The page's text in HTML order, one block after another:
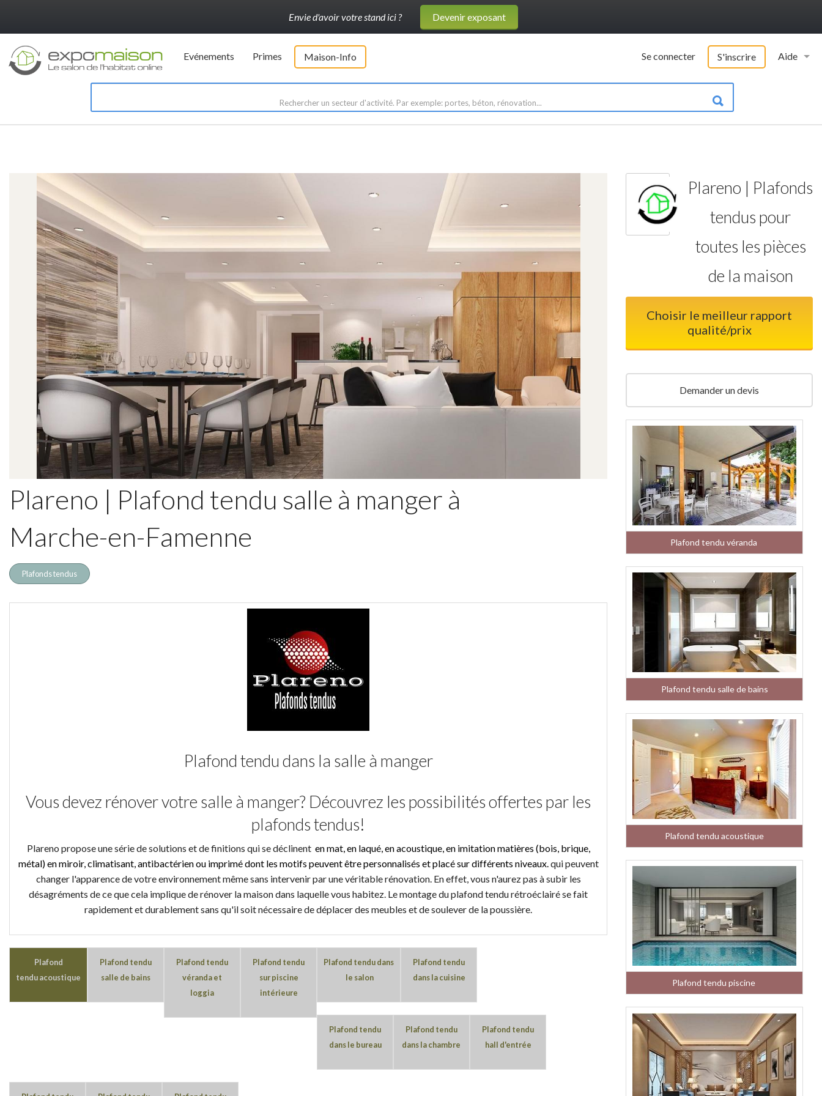
Envie d'avoir votre stand ici ? Devenir exposant
Se connecter S'inscrire Aide
Qui
Evénements Primes Maison-Info
Plareno | Plafond tendu salle à manger à
Marche-en-Famenne
Plafonds tendus
Plafond tendu dans la salle à manger
Vous devez rénover votre salle à manger? Découvrez les possibilités offertes par les
plafonds tendus!
Plareno propose une série de solutions et de finitions qui se déclinent en mat, en laqué, en acoustique, en imitation matières (bois, brique,
métal) en miroir, climatisant, antibactérien ou imprimé dont les motifs peuvent être personnalisés et placé sur différents niveaux.qui peuvent
changer l'apparence de votre environnement même sans intervenir par une véritable rénovation. En effet, vous n'aurez pas à subir les
désagréments de ce que cela implique de rénover la maison dans laquelle vous habitez. Le montage du plafond tendu rétroéclairé se fait
rapidement et durablement sans qu'il soit nécessaire de déplacer des meubles et de soulever de la poussière.
Plafond
tendu acoustique
Plafond tendu
salle de bains
Plafond tendu
véranda et
loggia
Plafond tendu
sur piscine
intérieure
Plafond tendu dans
le salon
Plafond tendu
dans la cuisine
Plafond tendu
dans le bureau
Plafond tendu
dans la chambre
Plafond tendu
hall d'entrée
Plareno | Plafonds
tendus pour
toutes les pièces
de la maison
Choisir le meilleur rapport
qualité/prix
Demander un devis
Plafond tendu véranda
Plafond tendu salle de bains
Plafond tendu acoustique
Plafond tendu piscine